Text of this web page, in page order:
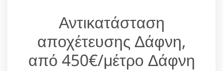
Αντικατάσταση
αποχέτευσης Δάφνη,
από 450€/μέτρο Δάφνη